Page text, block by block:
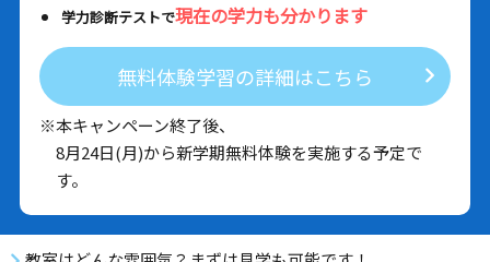
学力診断テストで現在の学力も分かります
無料体験学習の詳細はこちら
※本キャンペーン終了後、
8月24日(月)から新学期無料体験を実施する予定で
す。